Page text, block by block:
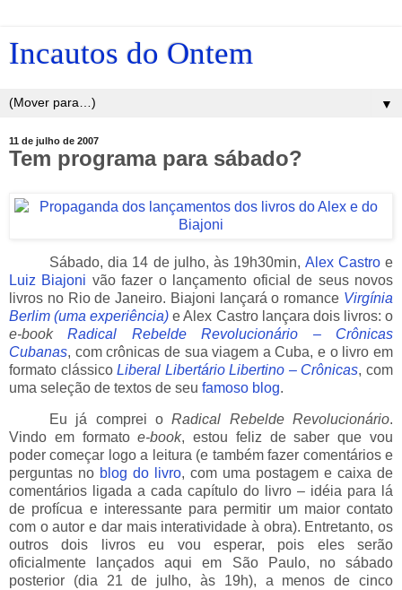
Incautos do Ontem
▼
11 de julho de 2007
Tem programa para sábado?
Sábado, dia 14 de julho, às 19h30min, Alex Castroe
Luiz Biajoni vão fazer o lançamento oficial de seus novos
livros no Rio de Janeiro. Biajoni lançará o romance Virgínia
Berlim (uma experiência) e Alex Castro lançara dois livros: o
e-book
Radical Rebelde Revolucionário – Crônicas
Cubanas, com crônicas de sua viagem a Cuba, e o livro em
formato clássicoLiberal Libertário Libertino – Crônicas, com
uma seleção de textos de seu famoso blog.
Eu já comprei oRadical Rebelde Revolucionário.
Vindo em formatoe-book, estou feliz de saber que vou
poder começar logo a leitura (e também fazer comentários e
perguntas no blog do livro, com uma postagem e caixa de
comentários ligada a cada capítulo do livro – idéia para lá
de profícua e interessante para permitir um maior contato
com o autor e dar mais interatividade à obra). Entretanto, os
outros dois livros eu vou esperar, pois eles serão
oficialmente lançados aqui em São Paulo, no sábado
posterior (dia 21 de julho, às 19h), a menos de cinco